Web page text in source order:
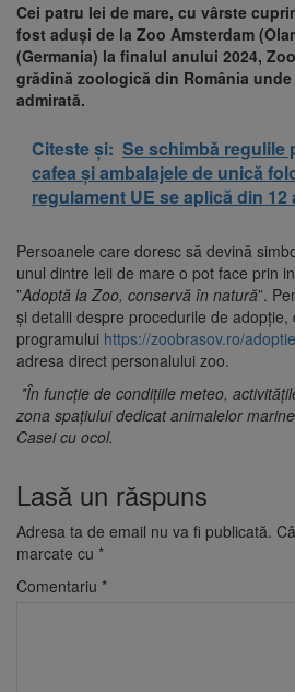
Cei patru lei de mare, cu vârste
fost aduși de la Zoo Amsterdam
(Germania) la finalul anului 2024,
grădină zoologică din România
admirată.
Citeste și: Se schimbă regulile
cafea și ambalajele de unică
regulament UE se aplică din 12
Persoanele care doresc să devină
unul dintre leii de mare o pot face prin
”Adoptă la Zoo, conservă în natură”.
și detalii despre procedurile de
programului https://zoobrasov.ro/
adresa direct personalului zoo.
*În funcție de condițiile meteo,
zona spațiului dedicat animalelor
Casei cu ocol.
Lasă un răspuns
Adresa ta de email nu va fi publicată.
marcate cu *
Comentariu *